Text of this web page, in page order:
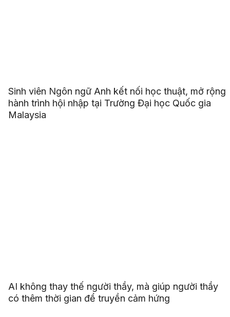
Sinh viên Ngôn ngữ Anh kết nối học thuật, mở rộng
hành trình hội nhập tại Trường Đại học Quốc gia
Malaysia
AI không thay thế người thầy, mà giúp người thầy
có thêm thời gian để truyền cảm hứng